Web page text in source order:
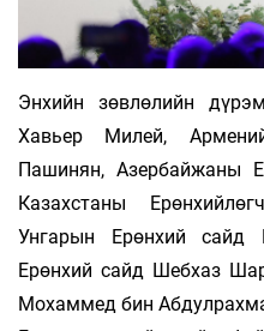
Энхийн зөвлөлийн
Хавьер Милей,
Пашинян, Азербайжаны
Казахстаны
Унгарын Ерөнхий сайд
Ерөнхий сайд Шебхаз
Мохаммед бин